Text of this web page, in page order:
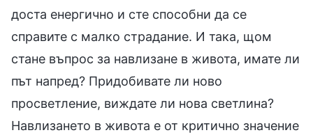
доста енергично и сте способни да се
справите с малко страдание. И така, щом
стане въпрос за навлизане в живота, имате ли
път напред? Придобивате ли ново
просветление, виждате ли нова светлина?
Навлизането в живота е от критично значение